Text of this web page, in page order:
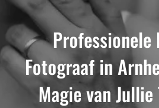
Fotograaf in
Magie van Jullie